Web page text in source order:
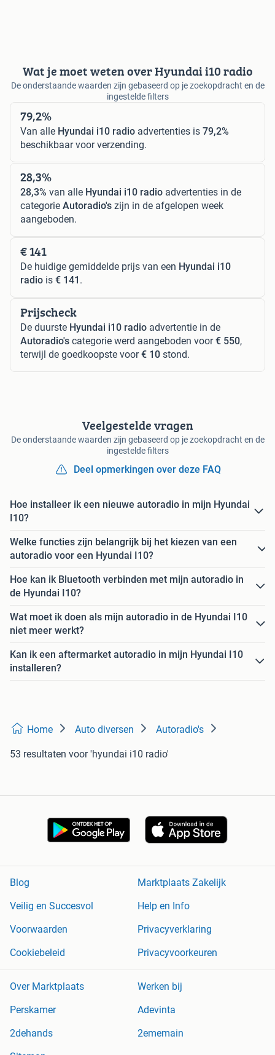
Wat je moet weten over Hyundai i10 radio
De onderstaande waarden zijn gebaseerd op je zoekopdracht en de
ingestelde filters
79,2%
Van alle Hyundai i10 radio advertenties is 79,2%
beschikbaar voor verzending.
28,3%
28,3% van alle Hyundai i10 radio advertenties in de
categorie Autoradio's zijn in de afgelopen week
aangeboden.
€ 141
De huidige gemiddelde prijs van een Hyundai i10
radio is € 141 .
Prijscheck
De duurste Hyundai i10 radio advertentie in de
Autoradio's categorie werd aangeboden voor€ 550,
terwijl de goedkoopste voor€ 10 stond.
Veelgestelde vragen
De onderstaande waarden zijn gebaseerd op je zoekopdracht en de
ingestelde filters
Deel opmerkingen over deze FAQ
Hoe installeer ik een nieuwe autoradio in mijn Hyundai
I10?
Welke functies zijn belangrijk bij het kiezen van een
autoradio voor een Hyundai I10?
Hoe kan ik Bluetooth verbinden met mijn autoradio in
de Hyundai I10?
Wat moet ik doen als mijn autoradio in de Hyundai I10
niet meer werkt?
Kan ik een aftermarket autoradio in mijn Hyundai I10
installeren?
Home Auto diversen Autoradio's
53 resultaten voor 'hyundai i10 radio'
Blog
Marktplaats Zakelijk
Veilig en Succesvol
Help en Info
Voorwaarden
Privacyverklaring
Cookiebeleid
Privacyvoorkeuren
Over Marktplaats
Werken bij
Perskamer
Adevinta
2dehands
2ememain